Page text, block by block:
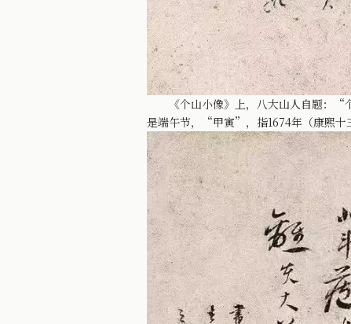
《个山小像》上，八大山人自题：“
是端午节，“甲寅”，指1674年（康熙十